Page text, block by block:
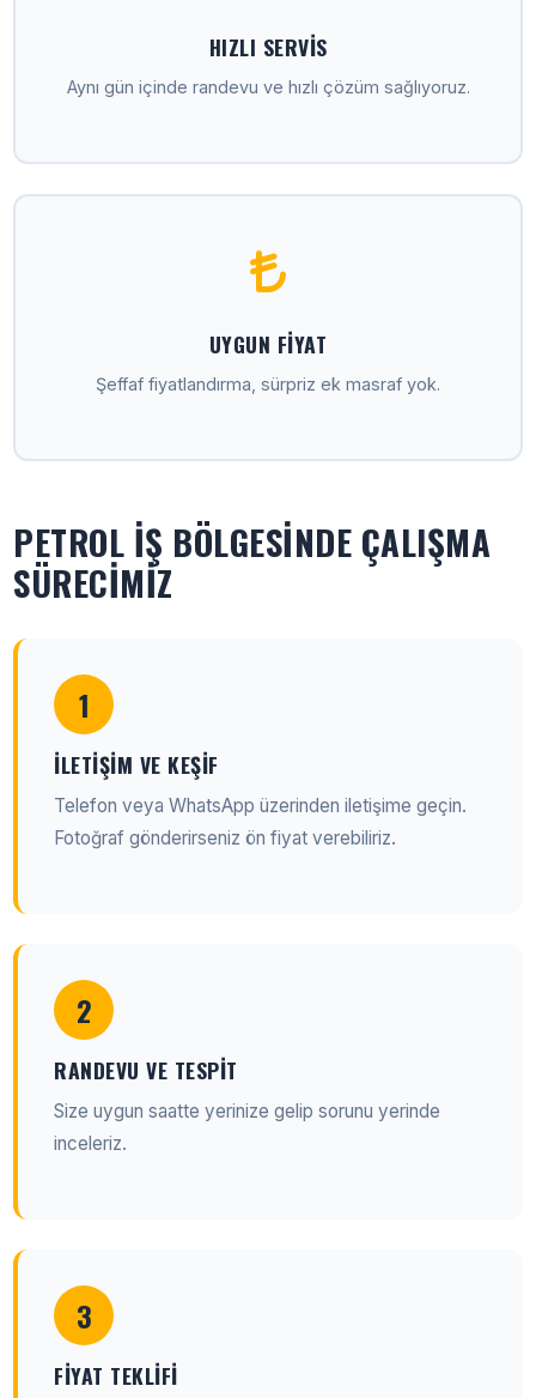
HIZLI SERVIS
Aynı gün içinde randevu ve hızlı çözüm sağlıyoruz.
UYGUN FIYAT
Şeffaf fiyatlandırma, sürpriz ek masraf yok.
PETROL İŞ BÖLGESINDE ÇALIŞMA
SÜRECIMIZ
1
İLETIŞIM VE KEŞIF
Telefon veya WhatsApp üzerinden iletişime geçin.
Fotoğraf gönderirseniz ön fiyat verebiliriz.
2
RANDEVU VE TESPIT
Size uygun saatte yerinize gelip sorunu yerinde
inceleriz.
3
FIYAT TEKLIFI